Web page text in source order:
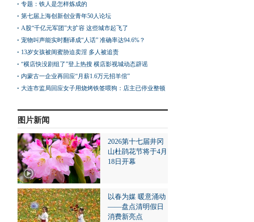
专题：铁人是怎样炼成的
第七届上海创新创业青年50人论坛
A股“千亿元军团”大扩容 这些城市起飞了
宠物叫声能实时翻译成“人话” 准确率达94.6%？
13岁女孩被闺蜜胁迫卖淫 多人被追责
“横店快没剧组了”登上热搜 横店影视城动态辟谣
内蒙古一企业再回应“月薪1.6万元招羊倌”
大连市监局回应女子用烧烤铁签喂狗：店主已停业整顿
图片新闻
2026第十七届井冈
山杜鹃花节将于4月
18日开幕
以春为媒 暖意涌动
——盘点清明假日
消费新亮点